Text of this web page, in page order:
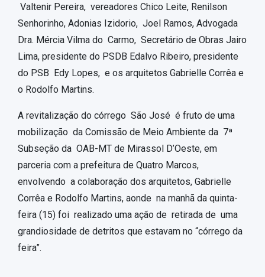
Valtenir Pereira, vereadores Chico Leite, Renilson
Senhorinho, Adonias Izidorio, Joel Ramos, Advogada
Dra. Mércia Vilma do Carmo, Secretário de Obras Jairo
Lima, presidente do PSDB Edalvo Ribeiro, presidente
do PSB Edy Lopes, e os arquitetos Gabrielle Corrêa e
o Rodolfo Martins.
A revitalização do córrego São José é fruto de uma
mobilização da Comissão de Meio Ambiente da 7ª
Subseção da OAB-MT de Mirassol D’Oeste, em
parceria com a prefeitura de Quatro Marcos,
envolvendo a colaboração dos arquitetos, Gabrielle
Corrêa e Rodolfo Martins, aonde na manhã da quinta-
feira (15) foi realizado uma ação de retirada de uma
grandiosidade de detritos que estavam no “córrego da
feira”.